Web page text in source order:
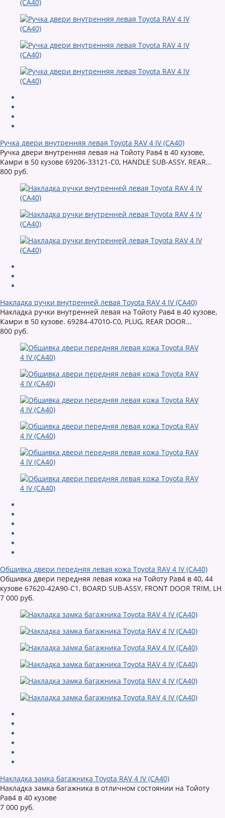
Ручка двери внутренняя левая Toyota RAV 4 IV (CA40)
Ручка двери внутренняя левая на Тойоту Рав4 в 40 кузове,
Камри в 50 кузове 69206-33121-C0, HANDLE SUB-ASSY, REAR...
800 руб.
Накладка ручки внутренней левая Toyota RAV 4 IV (CA40)
Накладка ручки внутренней левая на Тойоту Рав4 в 40 кузове,
Камри в 50 кузове. 69284-47010-C0, PLUG, REAR DOOR...
800 руб.
Обшивка двери передняя левая кожа Toyota RAV 4 IV (CA40)
Обшивка двери передняя левая кожа на Тойоту Рав4 в 40, 44
кузове 67620-42A90-C1, BOARD SUB-ASSY, FRONT DOOR TRIM, LH
7 000 руб.
Накладка замка багажника Toyota RAV 4 IV (CA40)
Накладка замка багажника в отличном состоянии на Тойоту
Рав4 в 40 кузове
7 000 руб.